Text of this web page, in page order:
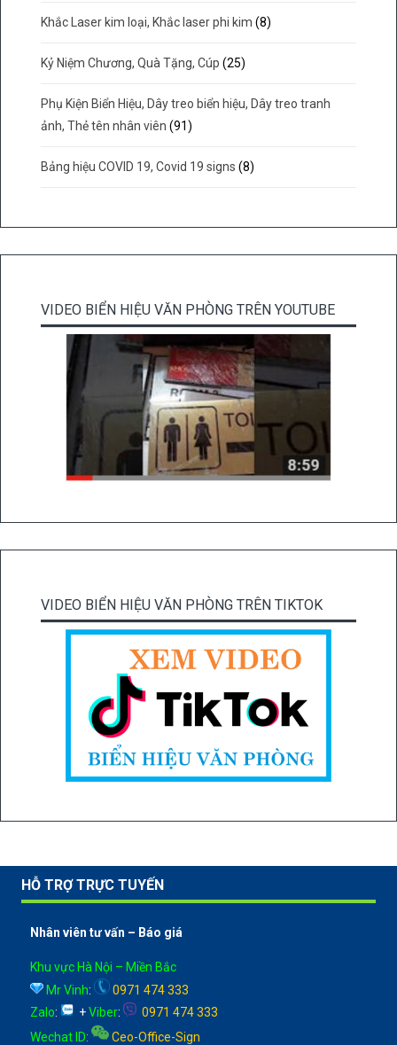
Khắc Laser kim loại, Khắc laser phi kim (8)
Kỷ Niệm Chương, Quà Tặng, Cúp (25)
Phụ Kiện Biển Hiệu, Dây treo biển hiệu, Dây treo tranh
ảnh, Thẻ tên nhân viên (91)
Bảng hiệu COVID 19, Covid 19 signs (8)
VIDEO BIỂN HIỆU VĂN PHÒNG TRÊN YOUTUBE
VIDEO BIỂN HIỆU VĂN PHÒNG TRÊN TIKTOK
HỖ TRỢ TRỰC TUYẾN
Nhân viên tư vấn – Báo giá
Khu vực Hà Nội – Miền Bắc
Mr Vinh:
0971 474 333
Zalo: +Viber:
0971 474 333
Wechat ID: Ceo-Office-Sign